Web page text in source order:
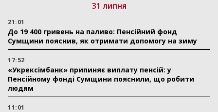
31 липня
21:01
До 19 400 гривень на паливо: Пенсійний фонд
Сумщини пояснив, як отримати допомогу на зиму
17:52
«Укрексімбанк» припиняє виплату пенсій: у
Пенсійному фонді Сумщини пояснили, що робити
людям
11:01